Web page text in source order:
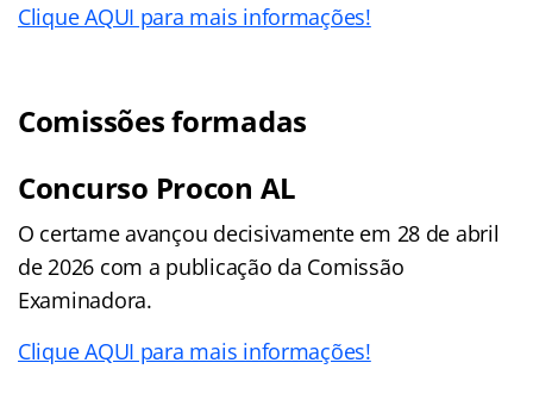
Clique AQUI para mais informações!
Comissões formadas
Concurso Procon AL
O certame avançou decisivamente em 28 de abril
de 2026 com a publicação da Comissão
Examinadora.
Clique AQUI para mais informações!